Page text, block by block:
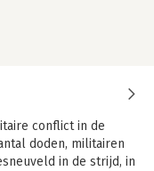
conflict in de
doden, militairen
in de strijd, in